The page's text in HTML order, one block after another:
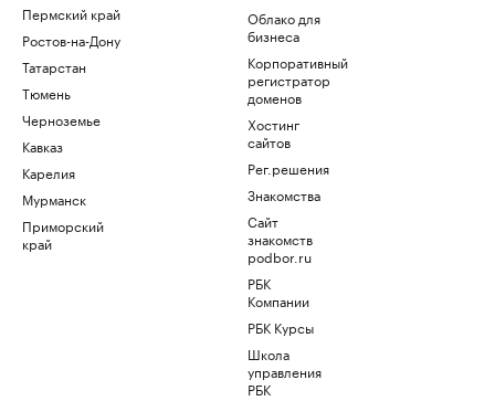
Пермский край
Ростов-на-Дону
Татарстан
Тюмень
Черноземье
Кавказ
Карелия
Мурманск
Приморский
край
Облако для
бизнеса
Корпоративный
регистратор
доменов
Хостинг
сайтов
Рег.решения
Знакомства
Сайт
знакомств
podbor.ru
РБК
Компании
РБК Курсы
Школа
управления
РБК